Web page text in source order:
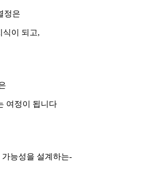
정은
식이 되고,
여정이 됩니다
능성을 설계하는-